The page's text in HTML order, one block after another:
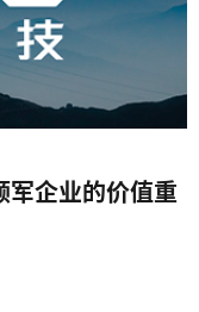
军企业的价值重